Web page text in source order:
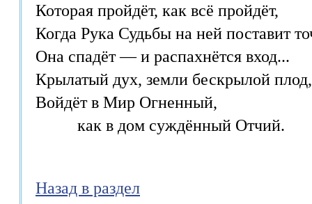
Которая пройдёт, как всё пройдёт,
Когда Рука Судьбы на ней поставит
Она спадёт — и распахнётся вход...
Крылатый дух, земли бескрылой плод,
Войдёт в Мир Огненный,
          как в дом суждённый Отчий.
Назад в раздел